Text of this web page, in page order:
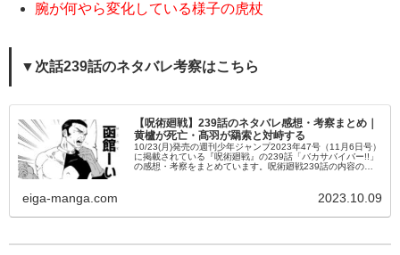
腕が何やら変化している様子の虎杖
▼次話239話のネタバレ考察はこちら
【呪術廻戦】239話のネタバレ感想・考察まとめ｜
黄櫨が死亡・髙羽が羂索と対峙する
10/23(月)発売の週刊少年ジャンプ2023年47号（11月6日号）
に掲載されている『呪術廻戦』の239話「バカサバイバー!!」
の感想・考察をまとめています。呪術廻戦239話の内容のネ
eiga-manga.com 2023.10.09